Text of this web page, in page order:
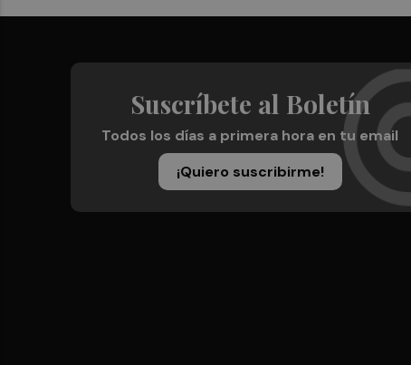
Suscríbete al Boletín
Todos los días a primera hora en tu email
¡Quiero suscribirme!